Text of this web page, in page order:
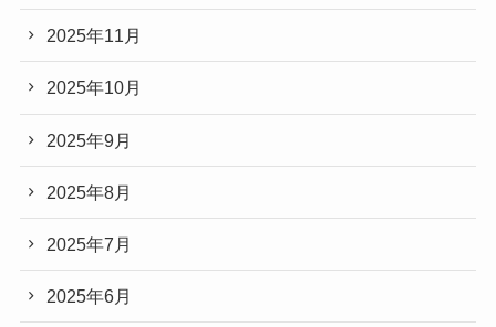
2025年11月
2025年10月
2025年9月
2025年8月
2025年7月
2025年6月